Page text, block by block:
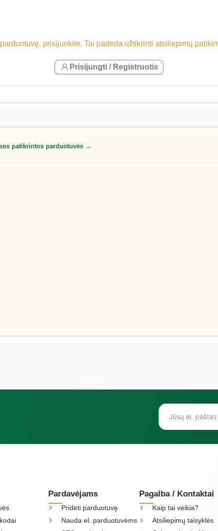
prisijunkite. Tai padeda užtikrinti atsiliepimų
Prisijungti / Registruotis
patikrintos parduotuvės →
Pardavėjams
Pridėti parduotuvę
Nauda el. parduotuvėms
Pagalba / Kontaktai
Kaip tai veikia?
Atsiliepimų taisyklės